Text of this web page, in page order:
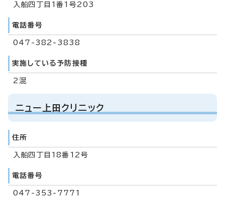
入船四丁目1番1号203
電話番号
047-382-3838
実施している予防接種
2混
ニュー上田クリニック
住所
入船四丁目18番12号
電話番号
047-353-7771